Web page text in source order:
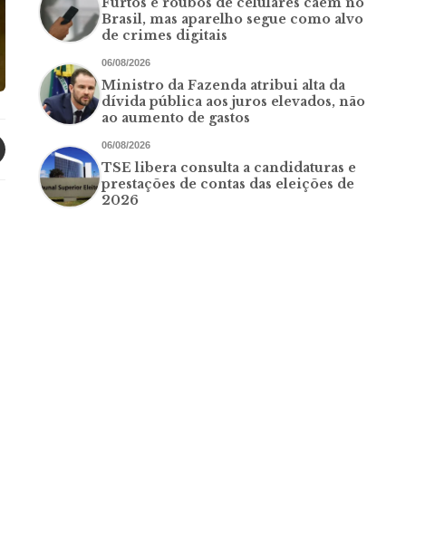
Brasil, mas aparelho segue como alvo
de crimes digitais
06/08/2026
Ministro da Fazenda atribui alta da
dívida pública aos juros elevados, não
ao aumento de gastos
06/08/2026
TSE libera consulta a candidaturas e
prestações de contas das eleições de
2026